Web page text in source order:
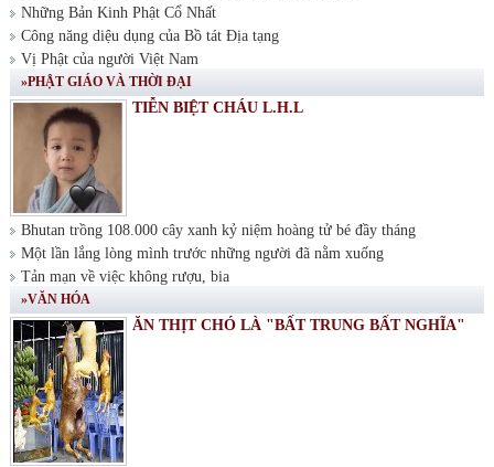
Những Bản Kinh Phật Cổ Nhất
Công năng diệu dụng của Bồ tát Địa tạng
Vị Phật của người Việt Nam
»PHẬT GIÁO VÀ THỜI ĐẠI
TIỄN BIỆT CHÁU L.H.L
Bhutan trồng 108.000 cây xanh kỷ niệm hoàng tử bé đầy tháng
Một lần lắng lòng mình trước những người đã nằm xuống
Tản mạn về việc không rượu, bia
»VĂN HÓA
ĂN THỊT CHÓ LÀ "BẤT TRUNG BẤT NGHĨA"